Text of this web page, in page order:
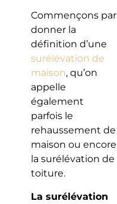
Commençons par
donner la
définition d’une
surélévation de
maison, qu’on
appelle
également
parfois le
rehaussement de
maison ou encore
la surélévation de
toiture.
La surélévation